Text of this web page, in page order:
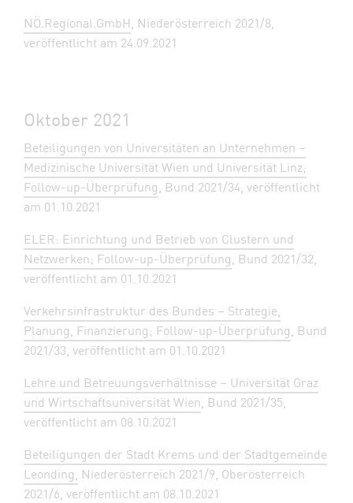
NÖ.Regional.GmbH, Niederösterreich 2021/8,
veröffentlicht am 24.09.2021
Oktober 2021
Beteiligungen von Universitäten an Unternehmen –
Medizinische Universität Wien und Universität Linz;
Follow-up-Überprüfung, Bund 2021/34, veröffentlicht
am 01.10.2021
ELER: Einrichtung und Betrieb von Clustern und
Netzwerken; Follow-up-Überprüfung, Bund 2021/32,
veröffentlicht am 01.10.2021
Verkehrsinfrastruktur des Bundes – Strategie,
Planung, Finanzierung; Follow-up-Überprüfung, Bund
2021/33, veröffentlicht am 01.10.2021
Lehre und Betreuungsverhältnisse – Universität Graz
und Wirtschaftsuniversität Wien, Bund 2021/35,
veröffentlicht am 08.10.2021
Beteiligungen der Stadt Krems und der Stadtgemeinde
Leonding, Niederösterreich 2021/9, Oberösterreich
2021/6, veröffentlicht am 08.10.2021